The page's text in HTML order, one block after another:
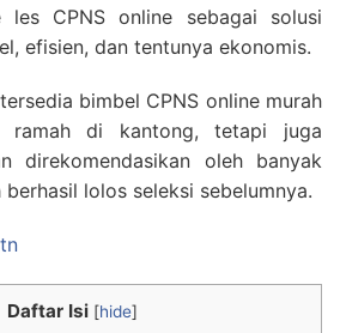
CPNS online sebagai solusi
efisien, dan tentunya ekonomis.
bimbel CPNS online murah
ramah di kantong, tetapi juga
direkomendasikan oleh banyak
lolos seleksi sebelumnya.
Daftar Isi [hide]